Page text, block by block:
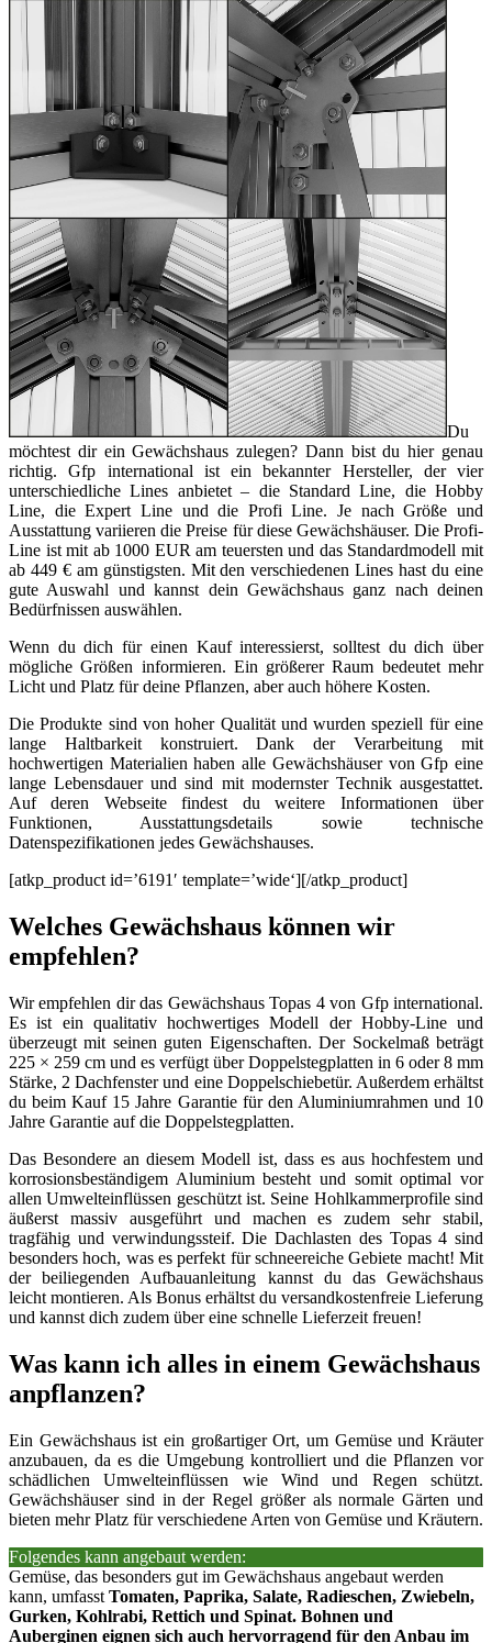
Du
möchtest dir ein Gewächshaus zulegen? Dann bist du hier genau
richtig. Gfp international ist ein bekannter Hersteller, der vier
unterschiedliche Lines anbietet – die Standard Line, die Hobby
Line, die Expert Line und die Profi Line. Je nach Größe und
Ausstattung variieren die Preise für diese Gewächshäuser. Die Profi-
Line ist mit ab 1000 EUR am teuersten und das Standardmodell mit
ab 449 € am günstigsten. Mit den verschiedenen Lines hast du eine
gute Auswahl und kannst dein Gewächshaus ganz nach deinen
Bedürfnissen auswählen.
Wenn du dich für einen Kauf interessierst, solltest du dich über
mögliche Größen informieren. Ein größerer Raum bedeutet mehr
Licht und Platz für deine Pflanzen, aber auch höhere Kosten.
Die Produkte sind von hoher Qualität und wurden speziell für eine
lange Haltbarkeit konstruiert. Dank der Verarbeitung mit
hochwertigen Materialien haben alle Gewächshäuser von Gfp eine
lange Lebensdauer und sind mit modernster Technik ausgestattet.
Auf deren Webseite findest du weitere Informationen über
Funktionen, Ausstattungsdetails sowie technische
Datenspezifikationen jedes Gewächshauses.
[atkp_product id=’6191′ template=’wide‘][/atkp_product]
Welches Gewächshaus können wir
empfehlen?
Wir empfehlen dir das Gewächshaus Topas 4 von Gfp international.
Es ist ein qualitativ hochwertiges Modell der Hobby-Line und
überzeugt mit seinen guten Eigenschaften. Der Sockelmaß beträgt
225 × 259 cm und es verfügt über Doppelstegplatten in 6 oder 8 mm
Stärke, 2 Dachfenster und eine Doppelschiebetür. Außerdem erhältst
du beim Kauf 15 Jahre Garantie für den Aluminiumrahmen und 10
Jahre Garantie auf die Doppelstegplatten.
Das Besondere an diesem Modell ist, dass es aus hochfestem und
korrosionsbeständigem Aluminium besteht und somit optimal vor
allen Umwelteinflüssen geschützt ist. Seine Hohlkammerprofile sind
äußerst massiv ausgeführt und machen es zudem sehr stabil,
tragfähig und verwindungssteif. Die Dachlasten des Topas 4 sind
besonders hoch, was es perfekt für schneereiche Gebiete macht! Mit
der beiliegenden Aufbauanleitung kannst du das Gewächshaus
leicht montieren. Als Bonus erhältst du versandkostenfreie Lieferung
und kannst dich zudem über eine schnelle Lieferzeit freuen!
Was kann ich alles in einem Gewächshaus
anpflanzen?
Ein Gewächshaus ist ein großartiger Ort, um Gemüse und Kräuter
anzubauen, da es die Umgebung kontrolliert und die Pflanzen vor
schädlichen Umwelteinflüssen wie Wind und Regen schützt.
Gewächshäuser sind in der Regel größer als normale Gärten und
bieten mehr Platz für verschiedene Arten von Gemüse und Kräutern.
Folgendes kann angebaut werden:
Gemüse, das besonders gut im Gewächshaus angebaut werden
kann, umfasst Tomaten, Paprika, Salate, Radieschen, Zwiebeln,
Gurken, Kohlrabi, Rettich und Spinat. Bohnen und
Auberginen eignen sich auch hervorragend für den Anbau im